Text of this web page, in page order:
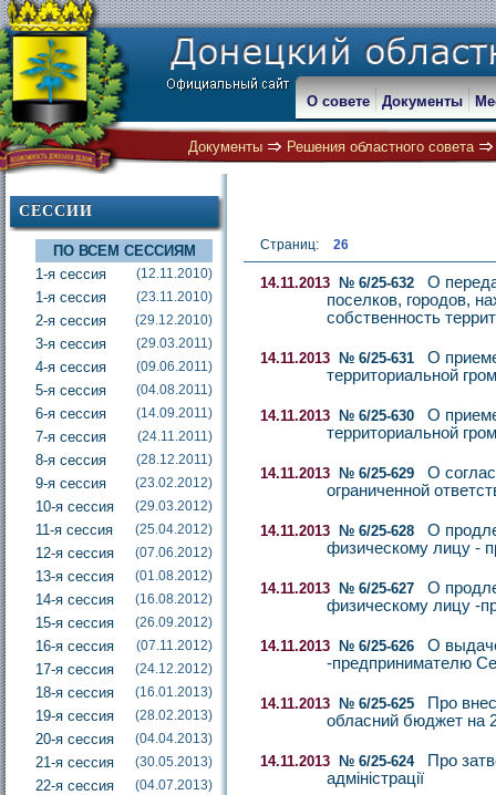
Документы Решения областного совета
О совете Документы
СЕССИИ
ПО ВСЕМ СЕССИЯМ
1-я сессия
(12.11.2010)
1-я сессия (23.11.2010)
2-я сессия (29.12.2010)
3-я сессия (29.03.2011)
4-я сессия (09.06.2011)
5-я сессия (04.08.2011)
6-я сессия (14.09.2011)
7-я сессия (24.11.2011)
8-я сессия (28.12.2011)
9-я сессия (23.02.2012)
10-я сессия (29.03.2012)
11-я сессия (25.04.2012)
12-я сессия (07.06.2012)
13-я сессия (01.08.2012)
14-я сессия (16.08.2012)
15-я сессия (26.09.2012)
16-я сессия (07.11.2012)
17-я сессия (24.12.2012)
18-я сессия (16.01.2013)
19-я сессия (28.02.2013)
20-я сессия (04.04.2013)
21-я сессия (30.05.2013)
22-я сессия (04.07.2013)
Страниц: 26
14.11.2013 № 6/25-632
О
поселков, городов,
собственность
14.11.2013 № 6/25-631
О
территориальной
14.11.2013 № 6/25-630
О
территориальной
14.11.2013 № 6/25-629
О
ограниченной
14.11.2013 № 6/25-628
О
физическому лицу -
14.11.2013 № 6/25-627
О
физическому лицу -
14.11.2013 № 6/25-626
О
-предпринимателю
14.11.2013 № 6/25-625
Про
обласний бюджет на
14.11.2013 № 6/25-624
Про
адміністрації